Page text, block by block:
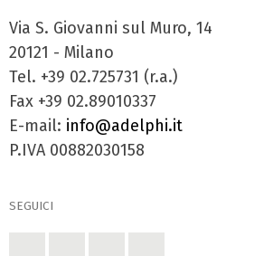
Via S. Giovanni sul Muro, 14
20121 - Milano
Tel. +39 02.725731 (r.a.)
Fax +39 02.89010337
E-mail: info@adelphi.it
P.IVA 00882030158
SEGUICI